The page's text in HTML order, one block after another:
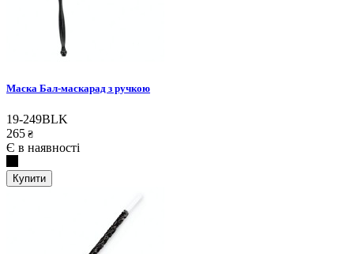
Маска Бал-маскарад з ручкою
19-249BLK
265 ₴
Є в наявності
Купити